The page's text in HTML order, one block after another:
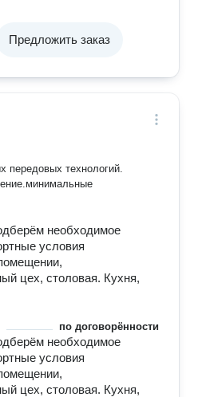
Предложить заказ
необходимое
условия
цех, столовая. Кухня,
по договорённости
необходимое
условия
цех, столовая. Кухня,